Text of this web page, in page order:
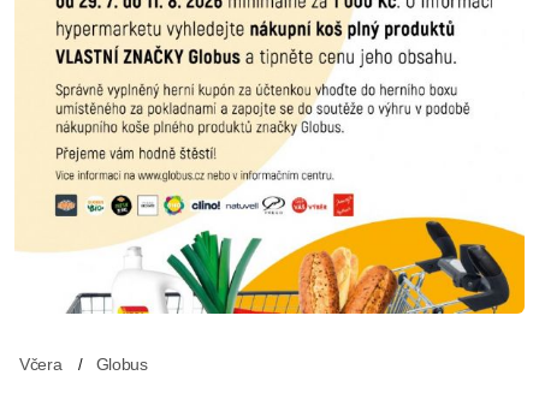
Včera Globus